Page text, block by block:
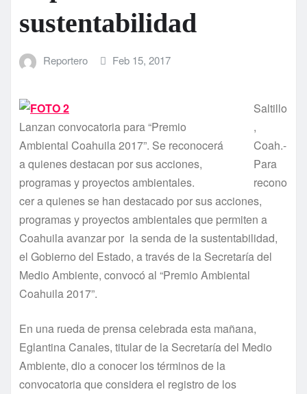
sustentabilidad
Reportero Feb 15, 2017
Lanzan convocatoria para “Premio
Ambiental Coahuila 2017”. Se reconocerá
a quienes destacan por sus acciones,
programas y proyectos ambientales.
Saltillo
,
Coah.-
Para
recono
cer a quienes se han destacado por sus acciones,
programas y proyectos ambientales que permiten a
Coahuila avanzar por la senda de la sustentabilidad,
el Gobierno del Estado, a través de la Secretaría del
Medio Ambiente, convocó al “Premio Ambiental
Coahuila 2017”.
En una rueda de prensa celebrada esta mañana,
Eglantina Canales, titular de la Secretaría del Medio
Ambiente, dio a conocer los términos de la
convocatoria que considera el registro de los